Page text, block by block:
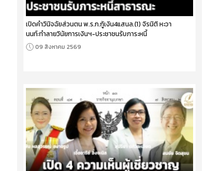
เปิดคำวินิจฉัยส่วนตน พ.ร.ก.กู้เงิน4แสนล.(1) จิรนิติ หะวา
นนท์:ทำลายวินัยการเงินฯ-ประชาชนรับภาระหนี้
09 สิงหาคม 2569